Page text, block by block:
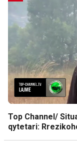
Top Channel/
qytetari: